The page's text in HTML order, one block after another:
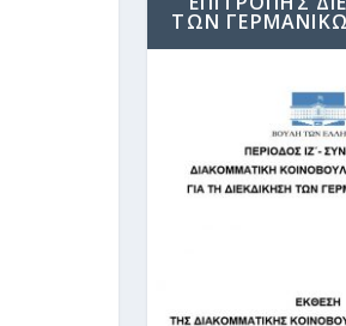
ΤΩΝ